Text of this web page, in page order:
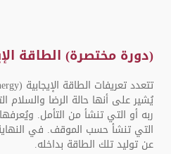
(دورة مختصرة) الطاقة
يُشير على أنها حالة الرضا والسلام
ربه أو التي تنشأ من التأمل.
التي تنشأ حسب الموقف. في
عن توليد تلك الطاقة بداخله.